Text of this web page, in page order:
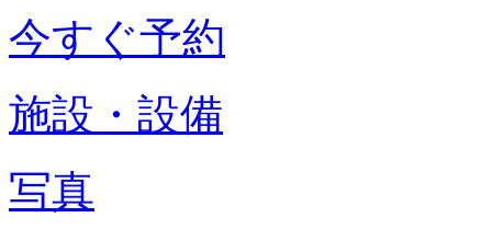
今すぐ予約
施設・設備
写真